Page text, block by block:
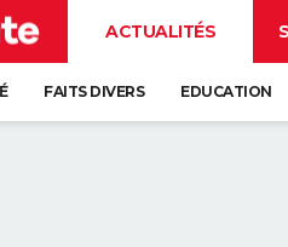
ACTUALITÉS
FAITS DIVERS EDUCATION